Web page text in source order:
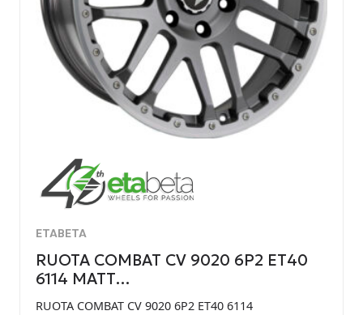
ETABETA
RUOTA COMBAT CV 9020 6P2 ET40
6114 MATT…
RUOTA COMBAT CV 9020 6P2 ET40 6114